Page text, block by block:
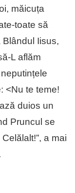
măicuța
toate să
Iisus,
L aflăm
<Nu te teme!
duios un
Pruncul se
a mai